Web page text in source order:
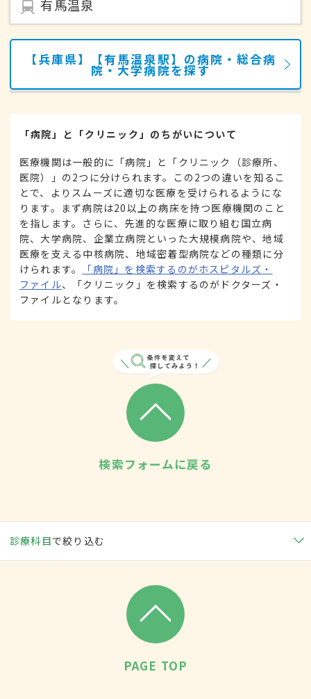
有馬温泉
【兵庫県】【有馬温泉駅】の病院・総合病
院・大学病院を探す
「病院」と「クリニック」のちがいについて
医療機関は一般的に「病院」と「クリニック（診療所、
医院）」の2つに分けられます。この2つの違いを知るこ
とで、よりスムーズに適切な医療を受けられるようにな
ります。まず病院は20以上の病床を持つ医療機関のこと
を指します。さらに、先進的な医療に取り組む国立病
院、大学病院、企業立病院といった大規模病院や、地域
医療を支える中核病院、地域密着型病院などの種類に分
けられます。
「病院」を検索するのがホスピタルズ・
ファイル、「クリニック」を検索するのがドクターズ・
ファイルとなります。
検索フォームに戻る
診療科目で絞り込む
PAGE TOP